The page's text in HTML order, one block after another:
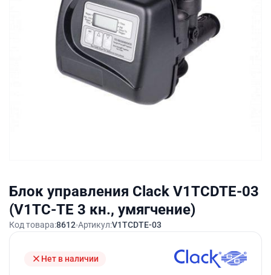
Блок управления Clack V1TCDTE-03
(V1TC-TE 3 кн., умягчение)
Код товара:8612 Артикул:V1TCDTE-03
Нет в наличии